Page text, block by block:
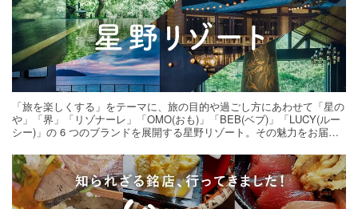
「旅を楽しくする」をテーマに、旅の目的や過ごし方にあわせて「星の
や」「界」「リゾナーレ」「OMO(おも)」「BEB(ベブ)」「LUCY(ルー
シー)」の 6 つのブランドを展開する星野リゾート。その魅力をお届け